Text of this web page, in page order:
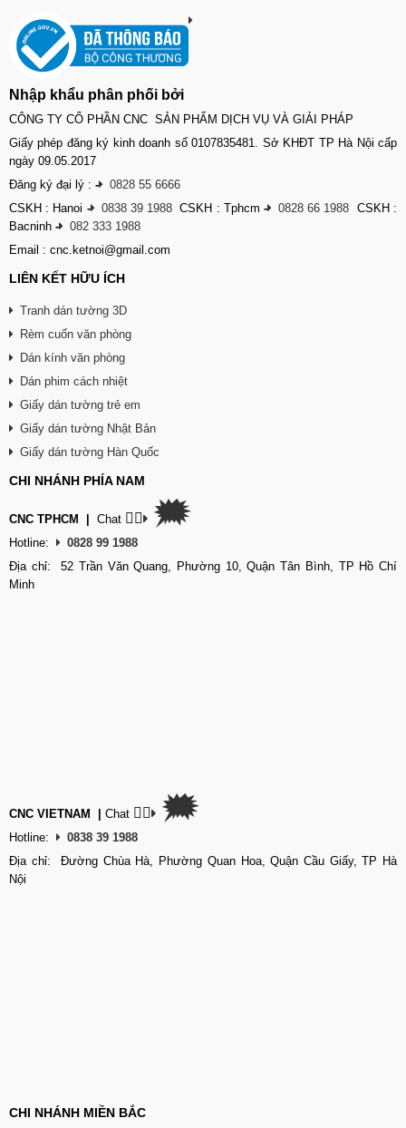
Nhập khẩu phân phối bởi
CÔNG TY CỔ PHẦN CNC SẢN PHẨM DỊCH VỤ VÀ GIẢI PHÁP
Giấy phép đăng ký kinh doanh số 0107835481. Sở KHĐT TP Hà Nội cấp
ngày 09.05.2017
Đăng ký đại lý : -
0828 55 6666
CSKH : Hanoi - 0838 39 1988 CSKH : Tphcm- 0828 66 1988 CSKH :
Bacninh -
082 333 1988
Email : cnc.ketnoi@gmail.com
LIÊN KẾT HỮU ÍCH
Tranh dán tường 3D
Rèm cuốn văn phòng
Dán kính văn phòng
Dán phim cách nhiệt
Giấy dán tường trẻ em
Giấy dán tường Nhật Bản
Giấy dán tường Hàn Quốc
CHI NHÁNH PHÍA NAM
CNC TPHCM Chat 👉🏽 🗯
Hotline:
0828 99 1988
Địa chỉ: 52 Trần Văn Quang, Phường 10, Quận Tân Bình, TP Hồ Chí
Minh
CNC VIETNAM Chat 👉🏽 🗯
Hotline:
0838 39 1988
Địa chỉ: Đường Chùa Hà, Phường Quan Hoa, Quận Cầu Giấy, TP Hà
Nội
CHI NHÁNH MIỀN BẮC